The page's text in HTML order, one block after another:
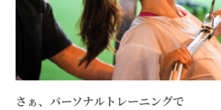
さぁ、パーソナルトレーニングで